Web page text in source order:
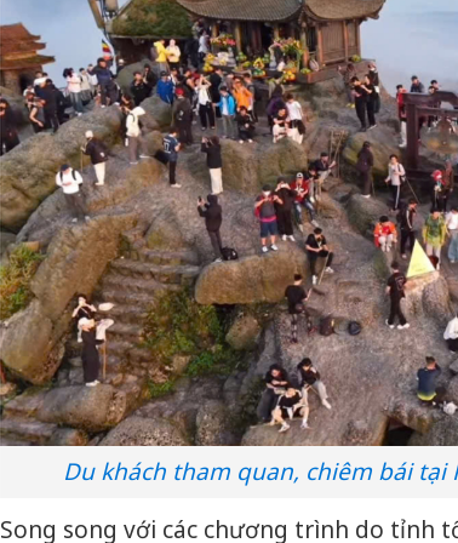
Du khách tham quan, chiêm bái
Song song với các chương trình do tỉnh